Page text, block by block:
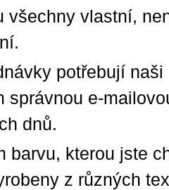
všechny vlastní,
potřebují
správnou e-
dnů.
barvu, kterou jste
z různých